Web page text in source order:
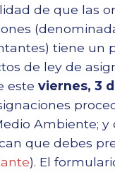
de que las
tiene un
de ley de
este viernes, 3
Ambiente;
que debes
). El